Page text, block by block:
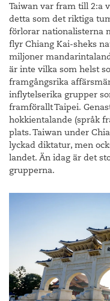
Taiwan var fram till 2:a
detta som det riktiga
förlorar nationalisterna
flyr Chiang Kai-sheks
miljoner
är inte vilka som helst
framgångsrika
inflytelserika grupper
framförallt Taipei.
hokkientalande (språk
plats. Taiwan under
lyckad diktatur, men
landet. Än idag är det
grupperna.